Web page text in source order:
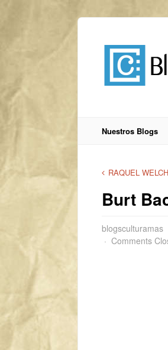
Nuestros Blogs
RAQUEL WELCH
Burt
blogsculturamas
Comments